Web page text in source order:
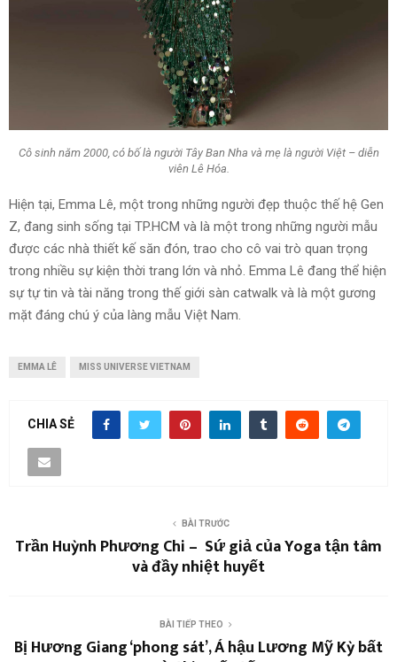
Cô sinh năm 2000, có bố là người Tây Ban Nha và mẹ là người Việt – diễn
viên Lê Hóa.
Hiện tại, Emma Lê, một trong những người đẹp thuộc thế hệ Gen
Z, đang sinh sống tại TP.HCM và là một trong những người mẫu
được các nhà thiết kế săn đón, trao cho cô vai trò quan trọng
trong nhiều sự kiện thời trang lớn và nhỏ. Emma Lê đang thể hiện
sự tự tin và tài năng trong thế giới sàn catwalk và là một gương
mặt đáng chú ý của làng mẫu Việt Nam.
EMMA LÊ MISS UNIVERSE VIETNAM
CHIA SẺ
BÀI TRƯỚC
Trần Huỳnh Phương Chi – Sứ giả của Yoga tận tâm
và đầy nhiệt huyết
BÀI TIẾP THEO
Bị Hương Giang ‘phong sát’, Á hậu Lương Mỹ Kỳ bất